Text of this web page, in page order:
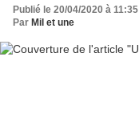
Publié le 20/04/2020 à 11:35
Par Mil et une